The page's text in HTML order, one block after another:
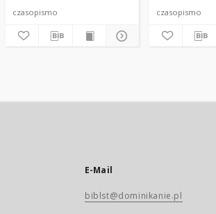
czasopismo czasopismo
E-Mail
biblst@dominikanie.pl